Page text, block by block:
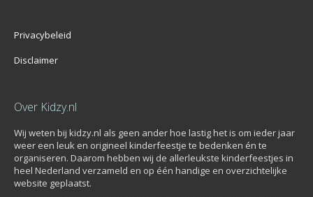
Privacybeleid
Disclaimer
Over Kidzy.nl
Wij weten bij kidzy.nl als geen ander hoe lastig het is om ieder jaar
weer een leuk en origineel kinderfeestje te bedenken én te
organiseren. Daarom hebben wij de allerleukste kinderfeestjes in
heel Nederland verzameld en op één handige en overzichtelijke
website geplaatst.